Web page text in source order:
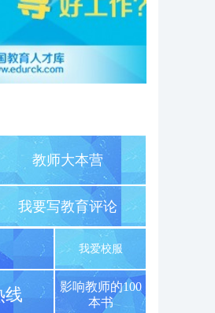
教师大本营
我要写教育评论
我爱校服
线
影响教师的100
本书